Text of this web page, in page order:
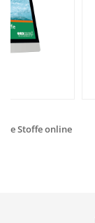
Stoffe online